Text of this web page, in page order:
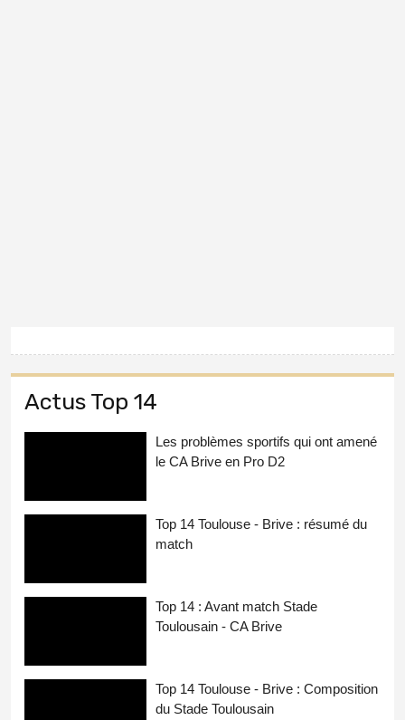
Actus Top 14
Les problèmes sportifs qui ont amené
le CA Brive en Pro D2
Top 14 Toulouse - Brive : résumé du
match
Top 14 : Avant match Stade
Toulousain - CA Brive
Top 14 Toulouse - Brive : Composition
du Stade Toulousain